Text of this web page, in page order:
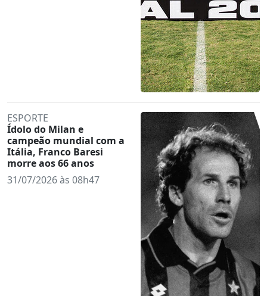
ESPORTE
Ídolo do Milan e
campeão mundial com a
Itália, Franco Baresi
morre aos 66 anos
31/07/2026 às 08h47